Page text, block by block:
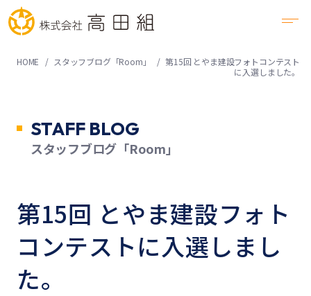
HOME スタッフブログ「Room」
第15回 とやま建設フォトコンテスト
に入選しました。
STAFF BLOG
スタッフブログ「Room」
第15回 とやま建設フォト
コンテストに入選しまし
た。